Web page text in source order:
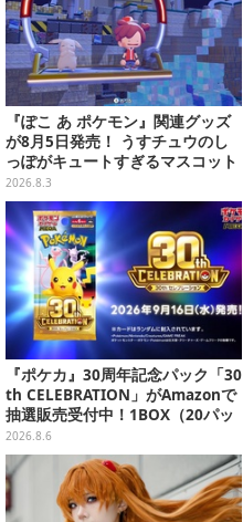
『ぽこ あ ポケモン』関連グッズ
が8月5日発売！ うすチュウのし
っぽがキュートすぎるマスコット
など、まとめてご紹介
2026.8.3
『ポケカ』30周年記念パック「30
th CELEBRATION」がAmazonで
抽選販売受付中！1BOX（20パッ
ク入り）
2026.8.6